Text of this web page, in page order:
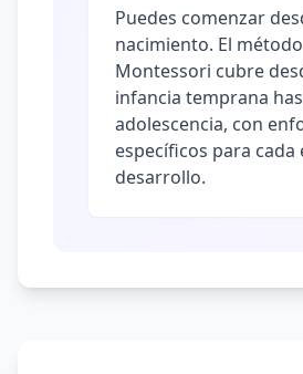
Puedes comenzar
nacimiento. El método
Montessori cubre
infancia temprana
adolescencia, con
específicos para cada
desarrollo.